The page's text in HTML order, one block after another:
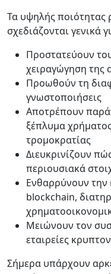
Τα υψηλής ποιότητας
σχεδιάζονται γενικά
Προστατεύουν
χειραγώγηση της
Προωθούν τη
γνωστοποιήσεις
Αποτρέπουν
ξέπλυμα
τρομοκρατίας
Διευκρινίζουν
περιουσιακά
Ενθαρρύνουν την
blockchain,
Μειώνουν τον
εταιρείες
Σήμερα υπάρχουν